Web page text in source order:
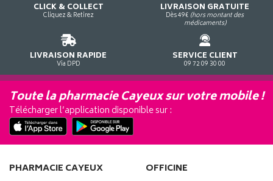
CLICK & COLLECT
Cliquez & Retirez
LIVRAISON GRATUITE
Dès 49€ (hors montant des
médicaments)
LIVRAISON RAPIDE
Via DPD
SERVICE CLIENT
09 72 09 30 00
Toute la pharmacie Cayeux sur votre mobile !
Télécharger l’application disponible sur :
PHARMACIE CAYEUX OFFICINE